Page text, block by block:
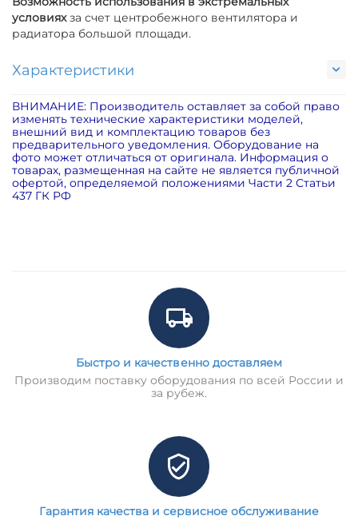
условияхза счет центробежного вентилятора и
радиатора большой площади.
Характеристики
ВНИМАНИЕ: Производитель оставляет за собой право
изменять технические характеристики моделей,
внешний вид и комплектацию товаров без
предварительного уведомления. Оборудование на
фото может отличаться от оригинала. Информация о
товарах, размещенная на сайте не является публичной
офертой, определяемой положениями Части 2 Статьи
437 ГК РФ
Быстро и качественно доставляем
Производим поставку оборудования по всей России и
за рубеж.
Гарантия качества и сервисное обслуживание